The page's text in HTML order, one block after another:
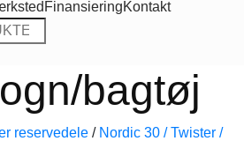
FinansieringKontakt
bagtøj
reservedele / Nordic 30 / Twister /